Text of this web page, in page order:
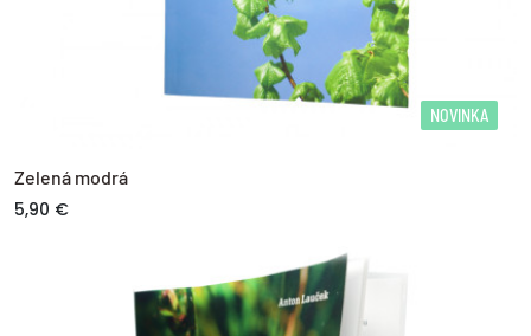
NOVINKA
Zelená modrá
5,90 €